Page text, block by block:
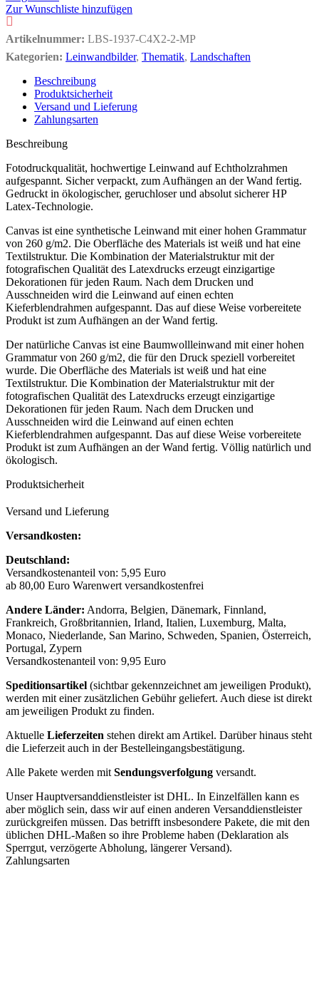
Zur Wunschliste hinzufügen
Artikelnummer: LBS-1937-C4X2-2-MP
Kategorien: Leinwandbilder, Thematik, Landschaften
Beschreibung
Produktsicherheit
Versand und Lieferung
Zahlungsarten
Beschreibung
Fotodruckqualität, hochwertige Leinwand auf Echtholzrahmen
aufgespannt. Sicher verpackt, zum Aufhängen an der Wand fertig.
Gedruckt in ökologischer, geruchloser und absolut sicherer HP
Latex-Technologie.
Canvas ist eine synthetische Leinwand mit einer hohen Grammatur
von 260 g/m2. Die Oberfläche des Materials ist weiß und hat eine
Textilstruktur. Die Kombination der Materialstruktur mit der
fotografischen Qualität des Latexdrucks erzeugt einzigartige
Dekorationen für jeden Raum. Nach dem Drucken und
Ausschneiden wird die Leinwand auf einen echten
Kieferblendrahmen aufgespannt. Das auf diese Weise vorbereitete
Produkt ist zum Aufhängen an der Wand fertig.
Der natürliche Canvas ist eine Baumwollleinwand mit einer hohen
Grammatur von 260 g/m2, die für den Druck speziell vorbereitet
wurde. Die Oberfläche des Materials ist weiß und hat eine
Textilstruktur. Die Kombination der Materialstruktur mit der
fotografischen Qualität des Latexdrucks erzeugt einzigartige
Dekorationen für jeden Raum. Nach dem Drucken und
Ausschneiden wird die Leinwand auf einen echten
Kieferblendrahmen aufgespannt. Das auf diese Weise vorbereitete
Produkt ist zum Aufhängen an der Wand fertig. Völlig natürlich und
ökologisch.
Produktsicherheit
Versand und Lieferung
Versandkosten:
Deutschland:
Versandkostenanteil von: 5,95 Euro
ab 80,00 Euro Warenwert versandkostenfrei
Andere Länder: Andorra, Belgien, Dänemark, Finnland,
Frankreich, Großbritannien, Irland, Italien, Luxemburg, Malta,
Monaco, Niederlande, San Marino, Schweden, Spanien, Österreich,
Portugal, Zypern
Versandkostenanteil von: 9,95 Euro
Speditionsartikel (sichtbar gekennzeichnet am jeweiligen Produkt),
werden mit einer zusätzlichen Gebühr geliefert. Auch diese ist direkt
am jeweiligen Produkt zu finden.
Aktuelle Lieferzeiten stehen direkt am Artikel. Darüber hinaus steht
die Lieferzeit auch in der Bestelleingangsbestätigung.
Alle Pakete werden mit Sendungsverfolgung versandt.
Unser Hauptversanddienstleister ist DHL. In Einzelfällen kann es
aber möglich sein, dass wir auf einen anderen Versanddienstleister
zurückgreifen müssen. Das betrifft insbesondere Pakete, die mit den
üblichen DHL-Maßen so ihre Probleme haben (Deklaration als
Sperrgut, verzögerte Abholung, längerer Versand).
Zahlungsarten